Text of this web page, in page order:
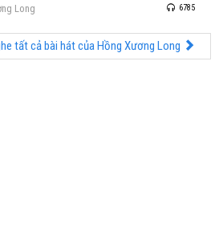
Long 6785
tất cả bài hát của Hồng Xương Long